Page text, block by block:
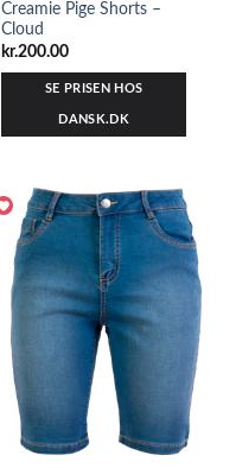
Creamie Pige Shorts –
Cloud
kr.200.00
SE PRISEN HOS
DANSK.DK